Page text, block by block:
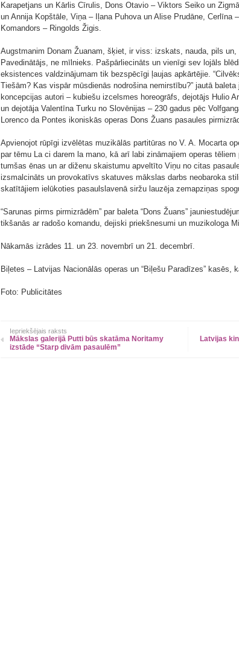
Karapetjans un Kārlis Cīrulis, Dons Otavio – Viktors Seiko un
un Annija Kopštāle, Viņa – Iļana Puhova un Alise Prudāne, Cerlīna
Komandors – Ringolds Žigis.
Augstmanim Donam Žuanam, šķiet, ir viss: izskats, nauda, pils
Pavedinātājs, ne mīlnieks. Pašpārliecināts un vienīgi sev lojāls
eksistences valdzinājumam tik bezspēcīgi ļaujas apkārtējie.
Tiešām? Kas vispār mūsdienās nodrošina nemirstību?” jautā
koncepcijas autori – kubiešu izcelsmes horeogrāfs, dejotājs Hulio
un dejotāja Valentīna Turku no Slovēnijas – 230 gadus pēc
Lorenco da Pontes ikoniskās operas Dons Žuans pasaules
Apvienojot rūpīgi izvēlētas muzikālās partitūras no V. A. Mocarta
par tēmu La ci darem la mano, kā arī labi zināmajiem operas
tumšas ēnas un ar diženu skaistumu apveltīto Viņu no citas
izsmalcināts un provokatīvs skatuves mākslas darbs neobaroka
skatītājiem ielūkoties pasaulslavenā siržu lauzēja zemapziņas
“Sarunas pirms pirmizrādēm” par baleta “Dons Žuans”
tikšanās ar radošo komandu, dejiski priekšnesumi un muzikologa
Nākamās izrādes 11. un 23. novembrī un 21. decembrī.
Biļetes – Latvijas Nacionālās operas un “Biļešu Paradīzes” kasēs,
Foto: Publicitātes
Iepriekšējais raksts
Mākslas galerijā Putti būs skatāma Noritamy
izstāde “Starp divām pasaulēm”
Latvijas